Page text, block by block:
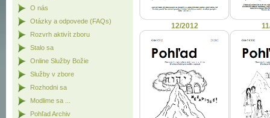
O nás
Otázky a odpovede (FAQs)
Rozvrh aktivít zboru
Stalo sa
Online Služby Božie
Služby v zbore
Rozhodni sa
Modlime sa ...
Pohľad Archiv
12/2012